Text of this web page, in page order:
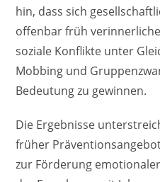
hin, dass sich
offenbar früh
soziale Konflikte unter
Mobbing und
Bedeutung zu gewinnen.
Die Ergebnisse
früher
zur Förderung